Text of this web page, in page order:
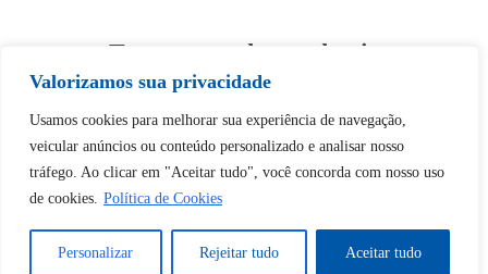
Valorizamos sua privacidade
Usamos cookies para melhorar sua experiência de navegação,
veicular anúncios ou conteúdo personalizado e analisar nosso
tráfego. Ao clicar em "Aceitar tudo", você concorda com nosso uso
de cookies. Política de Cookies
Personalizar Rejeitar tudo Aceitar tudo
Tem certeza de que deseja
desbloquear esta publicação?
Desbloquear esquerda : 0
Sim